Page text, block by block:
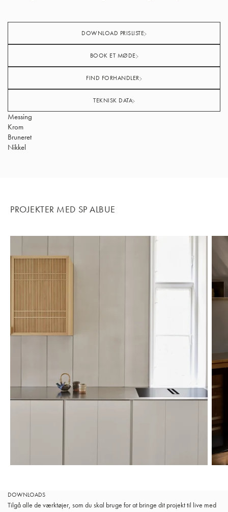
DOWNLOAD PRISLISTE
BOOK ET MØDE
FIND FORHANDLER
TEKNISK DATA
Messing
Krom
Bruneret
Nikkel
PROJEKTER MED SP ALBUE
DOWNLOADS
Tilgå alle de værktøjer, som du skal bruge for at bringe dit projekt til live med